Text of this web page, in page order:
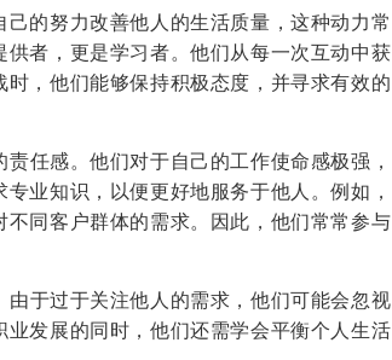
的努力改善他人的生活质量，这种动力常
者，更是学习者。他们从每一次互动中获
，他们能够保持积极态度，并寻求有效的
任感。他们对于自己的工作使命感极强，
业知识，以便更好地服务于他人。例如，
同客户群体的需求。因此，他们常常参与
于过于关注他人的需求，他们可能会忽视
发展的同时，他们还需学会平衡个人生活